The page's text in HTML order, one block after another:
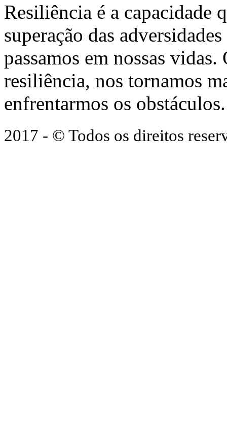
Resiliência é a capacidade
superação das
passamos em nossas
resiliência, nos tornamos
enfrentarmos os obstáculos.
2017 - © Todos os direitos